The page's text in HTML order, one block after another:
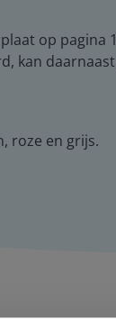
op pagina
kan
roze en grijs.